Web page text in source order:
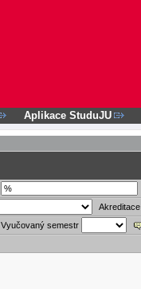
Aplikace StuduJU
Akreditace
Vyučovaný semestr